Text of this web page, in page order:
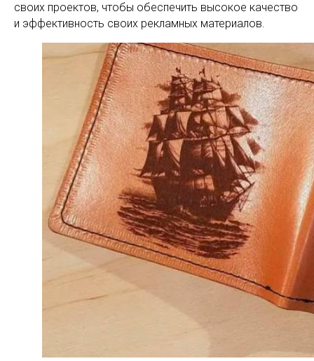
своих проектов, чтобы обеспечить высокое качество
и эффективность своих рекламных материалов.